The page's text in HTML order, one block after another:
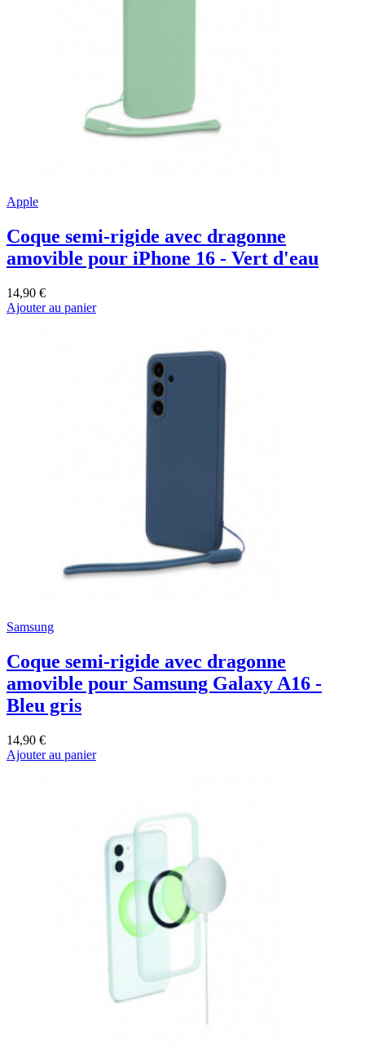
Apple
Coque semi-rigide avec dragonne
amovible pour iPhone 16 - Vert d'eau
14,90 €
Ajouter au panier
Samsung
Coque semi-rigide avec dragonne
amovible pour Samsung Galaxy A16 -
Bleu gris
14,90 €
Ajouter au panier